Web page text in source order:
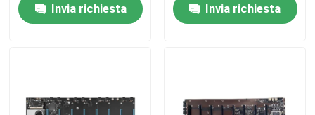
Invia richiesta
Invia richiesta